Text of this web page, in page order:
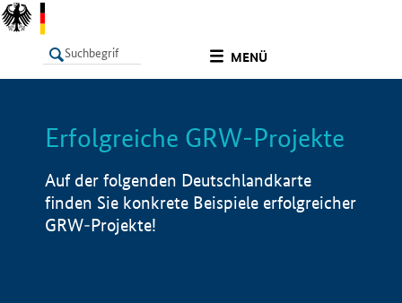
MENÜ
LISTE Info
Erfolgreiche GRW-Projekte
Auf der folgenden Deutschlandkarte
finden Sie konkrete Beispiele erfolgreicher
GRW-Projekte!